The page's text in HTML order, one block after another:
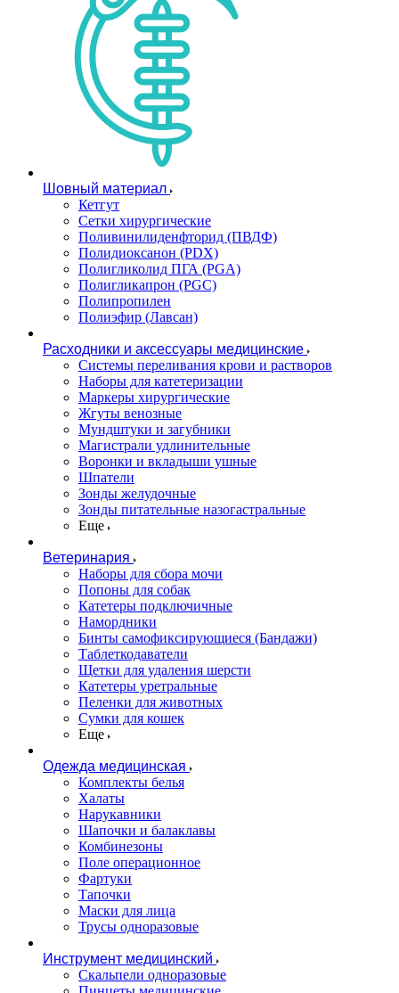
Шовный материал
Кетгут
Сетки хирургические
Поливинилиденфторид (ПВДФ)
Полидиоксанон (PDX)
Полигликолид ПГА (PGA)
Полигликапрон (PGC)
Полипропилен
Полиэфир (Лавсан)
Расходники и аксессуары медицинские
Системы переливания крови и растворов
Наборы для катетеризации
Маркеры хирургические
Жгуты венозные
Мундштуки и загубники
Магистрали удлинительные
Воронки и вкладыши ушные
Шпатели
Зонды желудочные
Зонды питательные назогастральные
Еще
Ветеринария
Наборы для сбора мочи
Попоны для собак
Катетеры подключичные
Намордники
Бинты самофиксирующиеся (Бандажи)
Таблеткодаватели
Щетки для удаления шерсти
Катетеры уретральные
Пеленки для животных
Сумки для кошек
Еще
Одежда медицинская
Комплекты белья
Халаты
Нарукавники
Шапочки и балаклавы
Комбинезоны
Поле операционное
Фартуки
Тапочки
Маски для лица
Трусы одноразовые
Инструмент медицинский
Скальпели одноразовые